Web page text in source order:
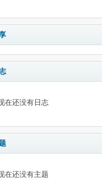
在还没有日志
在还没有主题